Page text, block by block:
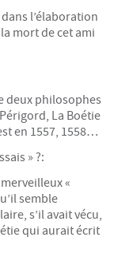
l’élaboration
mort de cet ami
deux philosophes
La Boétie
en 1557, 1558…
» ?:
«
semble
s’il avait vécu,
qui aurait écrit